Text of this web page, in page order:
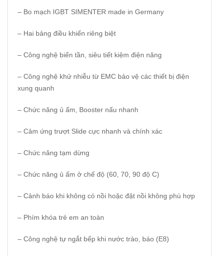
– Bo mạch IGBT SIMENTER made in Germany
– Hai bảng điều khiển riêng biệt
– Công nghệ biến tần, siêu tiết kiệm điện năng
– Công nghệ khử nhiễu từ EMC bảo vệ các thiết bị điện
xung quanh
– Chức năng ủ ấm, Booster nấu nhanh
– Cảm ứng trượt Slide cực nhanh và chính xác
– Chức năng tạm dừng
– Chức năng ủ ấm ở chế độ (60, 70, 90 độ C)
– Cảnh báo khi không có nồi hoặc đặt nồi không phù hợp
– Phím khóa trẻ em an toàn
– Công nghệ tự ngắt bếp khi nước trào, báo (E8)